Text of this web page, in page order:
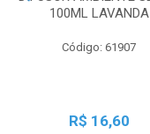
100ML LAVANDA
Código: 61907
R$ 16,60